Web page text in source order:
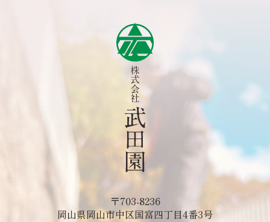
〒703-8236
岡山県岡山市中区国富四丁目4番3号